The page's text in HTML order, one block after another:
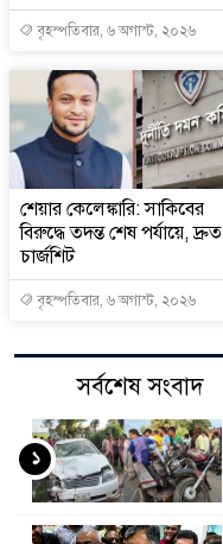
বৃহস্পতিবার, ৬ অগাস্ট, ২০২৬
শেয়ার কেলেঙ্কারি: সাকিবের
বিরুদ্ধে তদন্ত শেষ পর্যায়ে, দ্রুত
চার্জশিট
বৃহস্পতিবার, ৬ অগাস্ট, ২০২৬
সর্বশেষ সংবাদ
১